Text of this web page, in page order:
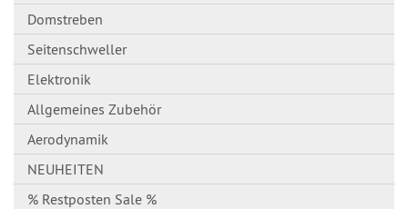
Domstreben
Seitenschweller
Elektronik
Allgemeines Zubehör
Aerodynamik
NEUHEITEN
% Restposten Sale %